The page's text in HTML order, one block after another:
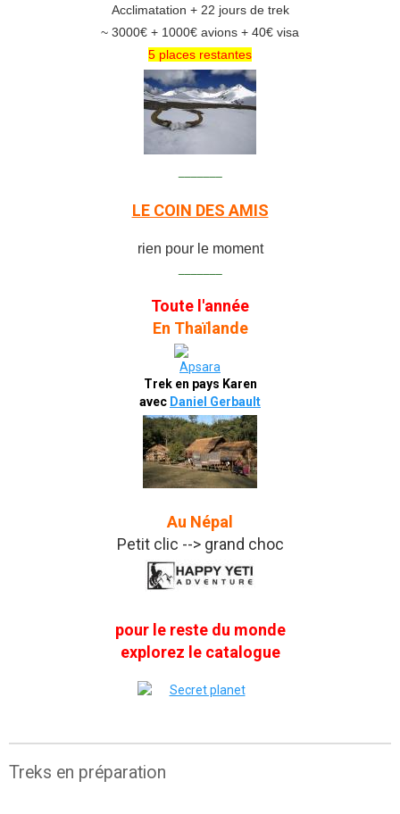
Acclimatation + 22 jours de trek
~ 3000€ + 1000€ avions + 40€ visa
5 places restantes
LE COIN DES AMIS
rien pour le moment
Toute l'année
En Thaïlande
Trek en pays Karen
avec Daniel Gerbault
Au Népal
Petit clic --> grand choc
pour le reste du monde
explorez le catalogue
Treks en préparation